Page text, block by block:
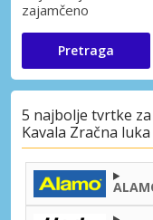
zajamčeno
Pretraga
5 najbolje tvrtke
Kavala Zračna